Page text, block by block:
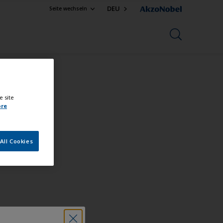
Seite wechseln DEU
site
Cookies